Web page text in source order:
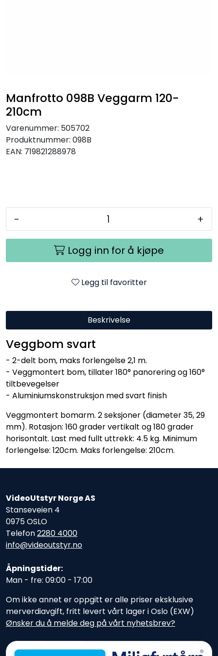
Manfrotto 098B Veggarm 120-
210cm
Varenummer: 505702
Produktnummer: 098B
EAN: 719821288978
- +
Logg inn for å kjøpe
Legg til favoritter
Beskrivelse
Veggbom svart
- 2-delt bom, maks forlengelse 2,1 m.
- Veggmontert bom, tillater 180° panorering og 160°
tiltbevegelser
- Aluminiumskonstruksjon med svart finish
Veggmontert bomarm. 2 seksjoner (diameter 35, 29
mm). Rotasjon: 160 grader vertikalt og 180 grader
horisontalt. Last med fullt uttrekk: 4.5 kg. Minimum
forlengelse: 120cm. Maks forlengelse: 210cm.
VideoUtstyr Norge AS
Stanseveien 4
0975 OSLO
Telefon2280 4000
info@videoutstyr.no
Åpningstider:
Man - fre: 09:00 - 17:00
Om ikke annet er oppgitt er alle priser eksklusive
merverdiavgift, fritt levert vårt lager i Oslo (EXW)
Ønsker du å melde deg på vårt nyhetsbrev?